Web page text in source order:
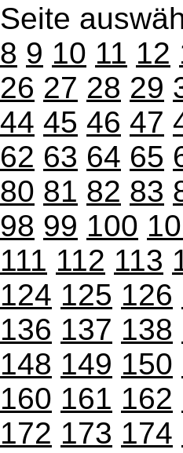
Seite
8 9 10 11 12
26 27 28 29
44 45 46 47
62 63 64 65
80 81 82 83
98 99 100
111 112 113
124 125 126
136 137 138
148 149 150
160 161 162
172 173 174